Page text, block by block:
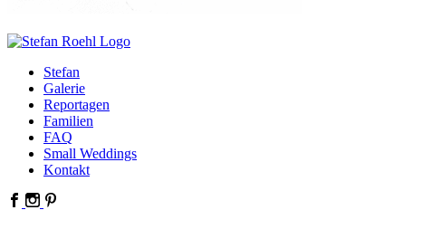
Stefan
Galerie
Reportagen
Familien
FAQ
Small Weddings
Kontakt